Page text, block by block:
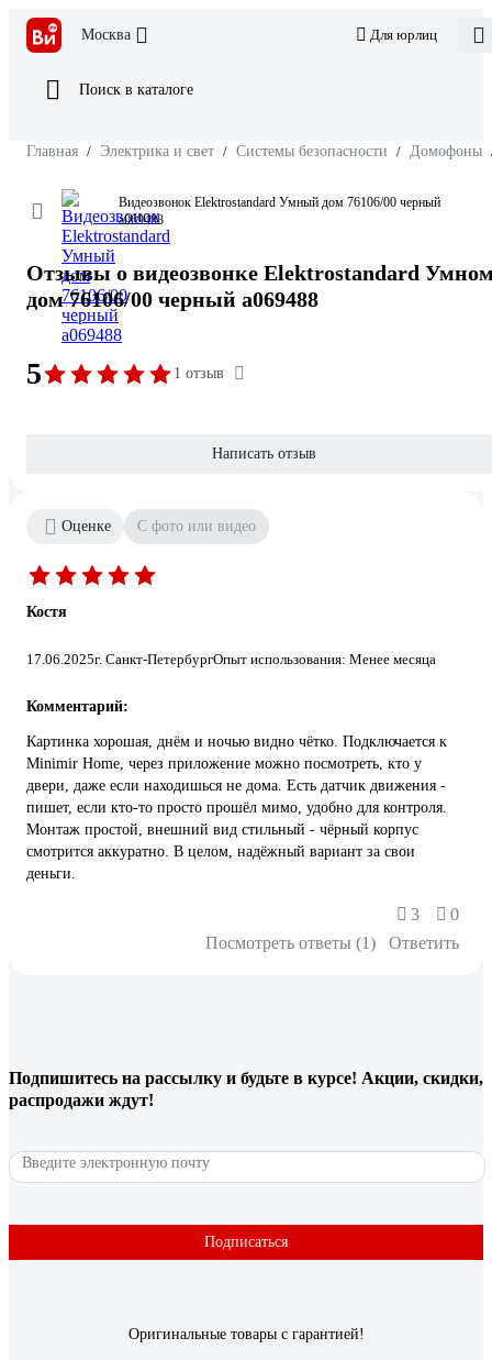
Москва Для юрлиц
Поиск в каталоге
Главная / Электрика и свет / Системы безопасности / Домофоны
Видеозвонок Elektrostandard Умный дом 76106/00 черный
a069488
Отзывы о видеозвонке Elektrostandard
дом 76106/00 черный a069488
5 1 отзыв
Написать отзыв
Оценке С фото или видео
Костя
17.06.2025г. Санкт-ПетербургОпыт использования: Менее месяца
Комментарий:
Картинка хорошая, днём и ночью видно чётко. Подключается к
Minimir Home, через приложение можно посмотреть, кто у
двери, даже если находишься не дома. Есть датчик движения -
пишет, если кто-то просто прошёл мимо, удобно для контроля.
Монтаж простой, внешний вид стильный - чёрный корпус
смотрится аккуратно. В целом, надёжный вариант за свои
деньги.
Посмотреть ответы (1) Ответить
3 0
Подпишитесь на рассылку и будьте в курсе! Акции, скидки,
распродажи ждут!
Подписаться
Оригинальные товары с гарантией!